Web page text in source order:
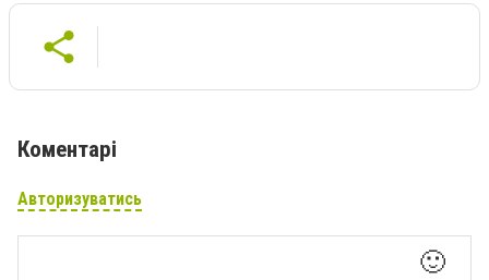
Коментарі
Авторизуватись
🙂